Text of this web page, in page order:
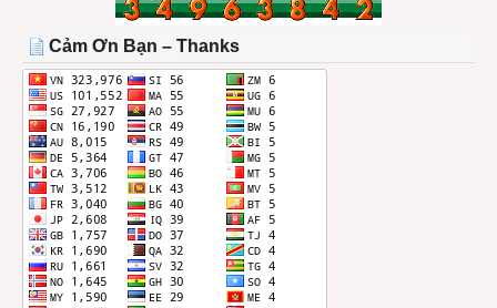
THÁNG
Cảm Ơn Bạn – Thanks